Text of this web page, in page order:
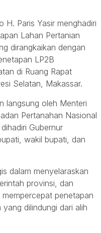
H. Paris Yasir menghadiri
Lahan Pertanian
dirangkaikan dengan
LP2B
di Ruang Rapat
Selatan, Makassar.
langsung oleh Menteri
Pertanahan Nasional
Gubernur
wakil bupati, dan
dalam menyelaraskan
provinsi, dan
penetapan
dilindungi dari alih